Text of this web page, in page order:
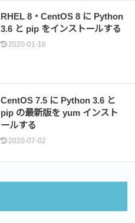
RHEL 8・CentOS 8 に Python
3.6 と pip をインストールする
2020-01-16
CentOS 7.5 に Python 3.6 と
pip の最新版を yum インスト
ールする
2020-07-02